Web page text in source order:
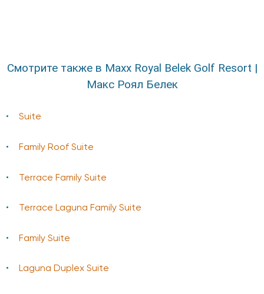
Смотрите также в Maxx Royal Belek Golf Resort |
Макс Роял Белек
Suite
Family Roof Suite
Terrace Family Suite
Terrace Laguna Family Suite
Family Suite
Laguna Duplex Suite